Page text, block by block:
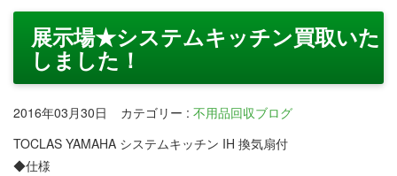
展示場★システムキッチン買取いた
しました！
2016年03月30日 カテゴリー : 不用品回収ブログ
TOCLAS YAMAHA システムキッチン IH 換気扇付
◆仕様